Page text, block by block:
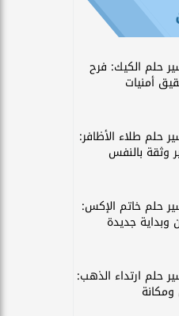
حلم الكيك: فرح
أمنيات
حلم طلاء الأظافر:
وثقة بالنفس
حلم خاتم الإكس:
وبداية جديدة
حلم ارتداء الذهب: